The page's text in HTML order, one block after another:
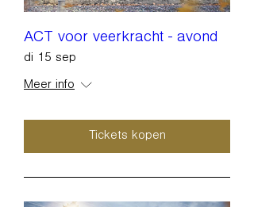
ACT voor veerkracht - avond
di 15 sep
Meer info
Tickets kopen